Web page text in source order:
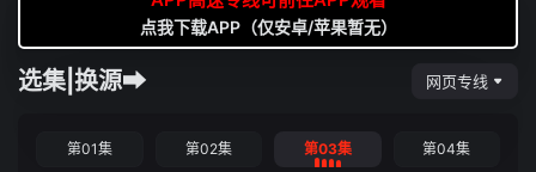
点我下载APP（仅安卓/苹果暂无）
选集|换源➡ 网页专线
第01集 第02集 第03集 第04集